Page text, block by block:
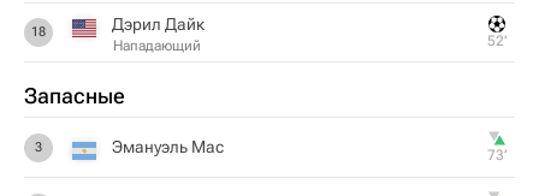
18 Дэрил Дайк
Нападающий 52‎’‎
Запасные
3 Эмануэль Мас 73‎’‎